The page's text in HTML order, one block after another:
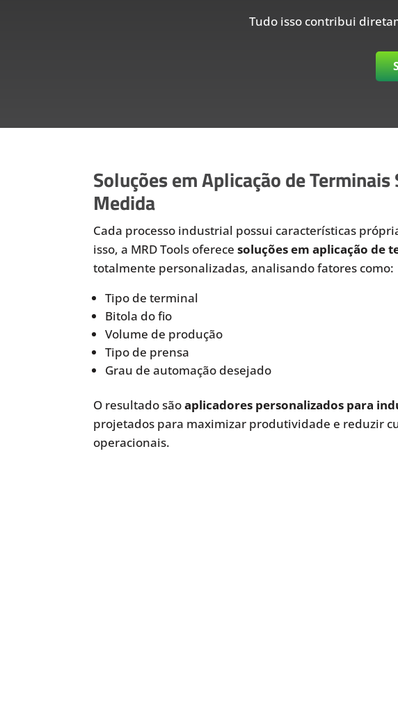
Tudo isso contribui
Soluções em Aplicação de Terminais
Medida
Cada processo industrial possui características
isso, a MRD Tools oferecesoluções em aplicação de
totalmente personalizadas, analisando fatores como:
Tipo de terminal
Bitola do fio
Volume de produção
Tipo de prensa
Grau de automação desejado
O resultado sãoaplicadores personalizados para
projetados para maximizar produtividade e reduzir
operacionais.